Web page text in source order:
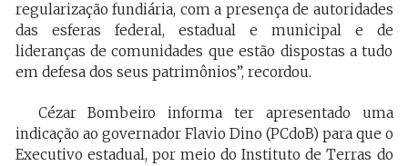
regularização fundiária, com a presença de autoridades
das esferas federal, estadual e municipal e de
lideranças de comunidades que estão dispostas a tudo
em defesa dos seus patrimônios”, recordou.
Cézar Bombeiro informa ter apresentado uma
indicação ao governador Flavio Dino (PCdoB) para que o
Executivo estadual, por meio do Instituto de Terras do